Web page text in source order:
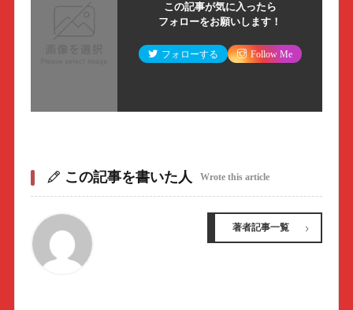
この記事が気に入ったら
フォローをお願いします！
フォローする Follow Me
この記事を書いた人 Wrote this article
著者記事一覧